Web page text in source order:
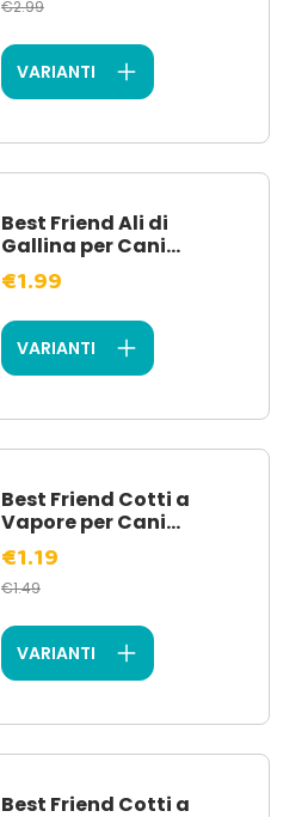
€2.99
VARIANTI
Best Friend Ali di
Gallina per Cani...
€1.99
VARIANTI
Best Friend Cotti a
Vapore per Cani...
€1.19
€1.49
VARIANTI
Best Friend Cotti a